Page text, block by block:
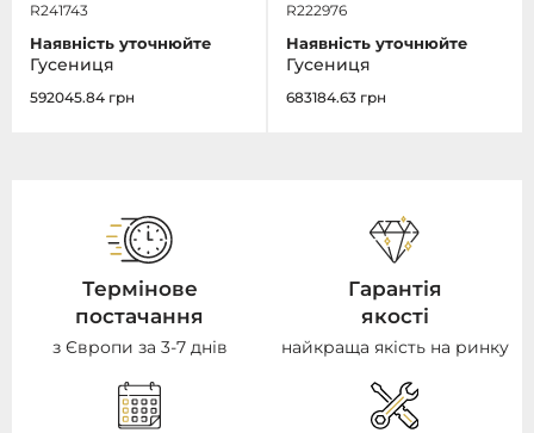
R241743
Наявність уточнюйте
Гусениця
592045.84 грн
R222976
Наявність уточнюйте
Гусениця
683184.63 грн
Термінове
постачання
з Європи за 3-7 днів
Гарантія
якості
найкраща якість на ринку